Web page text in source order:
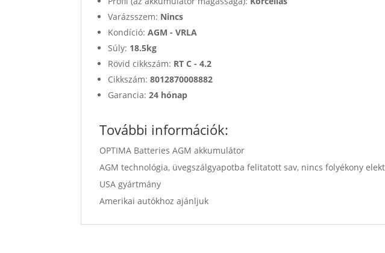
Varázsszem: Nincs
Kondíció: AGM - VRLA
Súly: 18.5kg
Rövid cikkszám: RT C - 4.2
Cikkszám:8012870008882
Garancia: 24 hónap
További információk:
OPTIMA Batteries AGM akkumulátor
AGM technológia, üvegszálgyapotba felitatott sav, nincs folyékony
USA gyártmány
Amerikai autókhoz ajánljuk